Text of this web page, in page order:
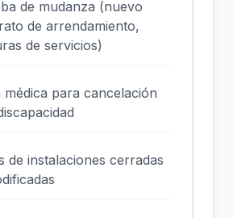
de mudanza (nuevo
de arrendamiento,
de servicios)
médica para cancelación
de instalaciones cerradas